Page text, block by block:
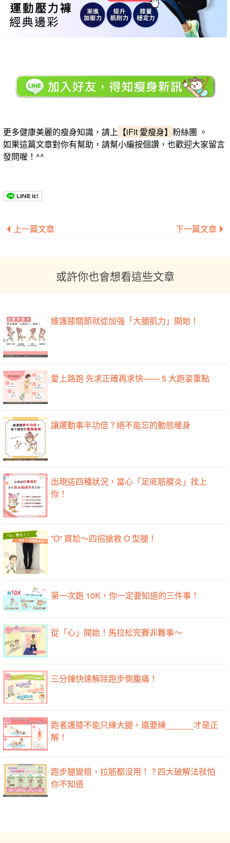
更多健康美麗的瘦身知識，請上 【iFit 愛瘦身】 粉絲團 。
如果這篇文章對你有幫助，請幫小編按個讚，也歡迎大家留言
發問喔！^^
上一篇文章 下一篇文章
或許你也會想看這些文章
維護膝關節就從加強「大腿肌力」開始！
愛上路跑 先求正確再求快—— 5 大跑姿重點
讓運動事半功倍？絕不能忘的動態暖身
出現這四種狀況，當心「足底筋膜炎」找上
你！
”O” 買尬～四招搶救 O 型腿！
第一次跑 10K，你一定要知道的三件事！
從「心」開始！馬拉松完賽非難事～
三分鐘快速解除跑步側腹痛！
跑者護膝不能只練大腿，還要練______才是正
解！
跑步腿變粗，拉筋都沒用！？四大破解法就怕
你不知道